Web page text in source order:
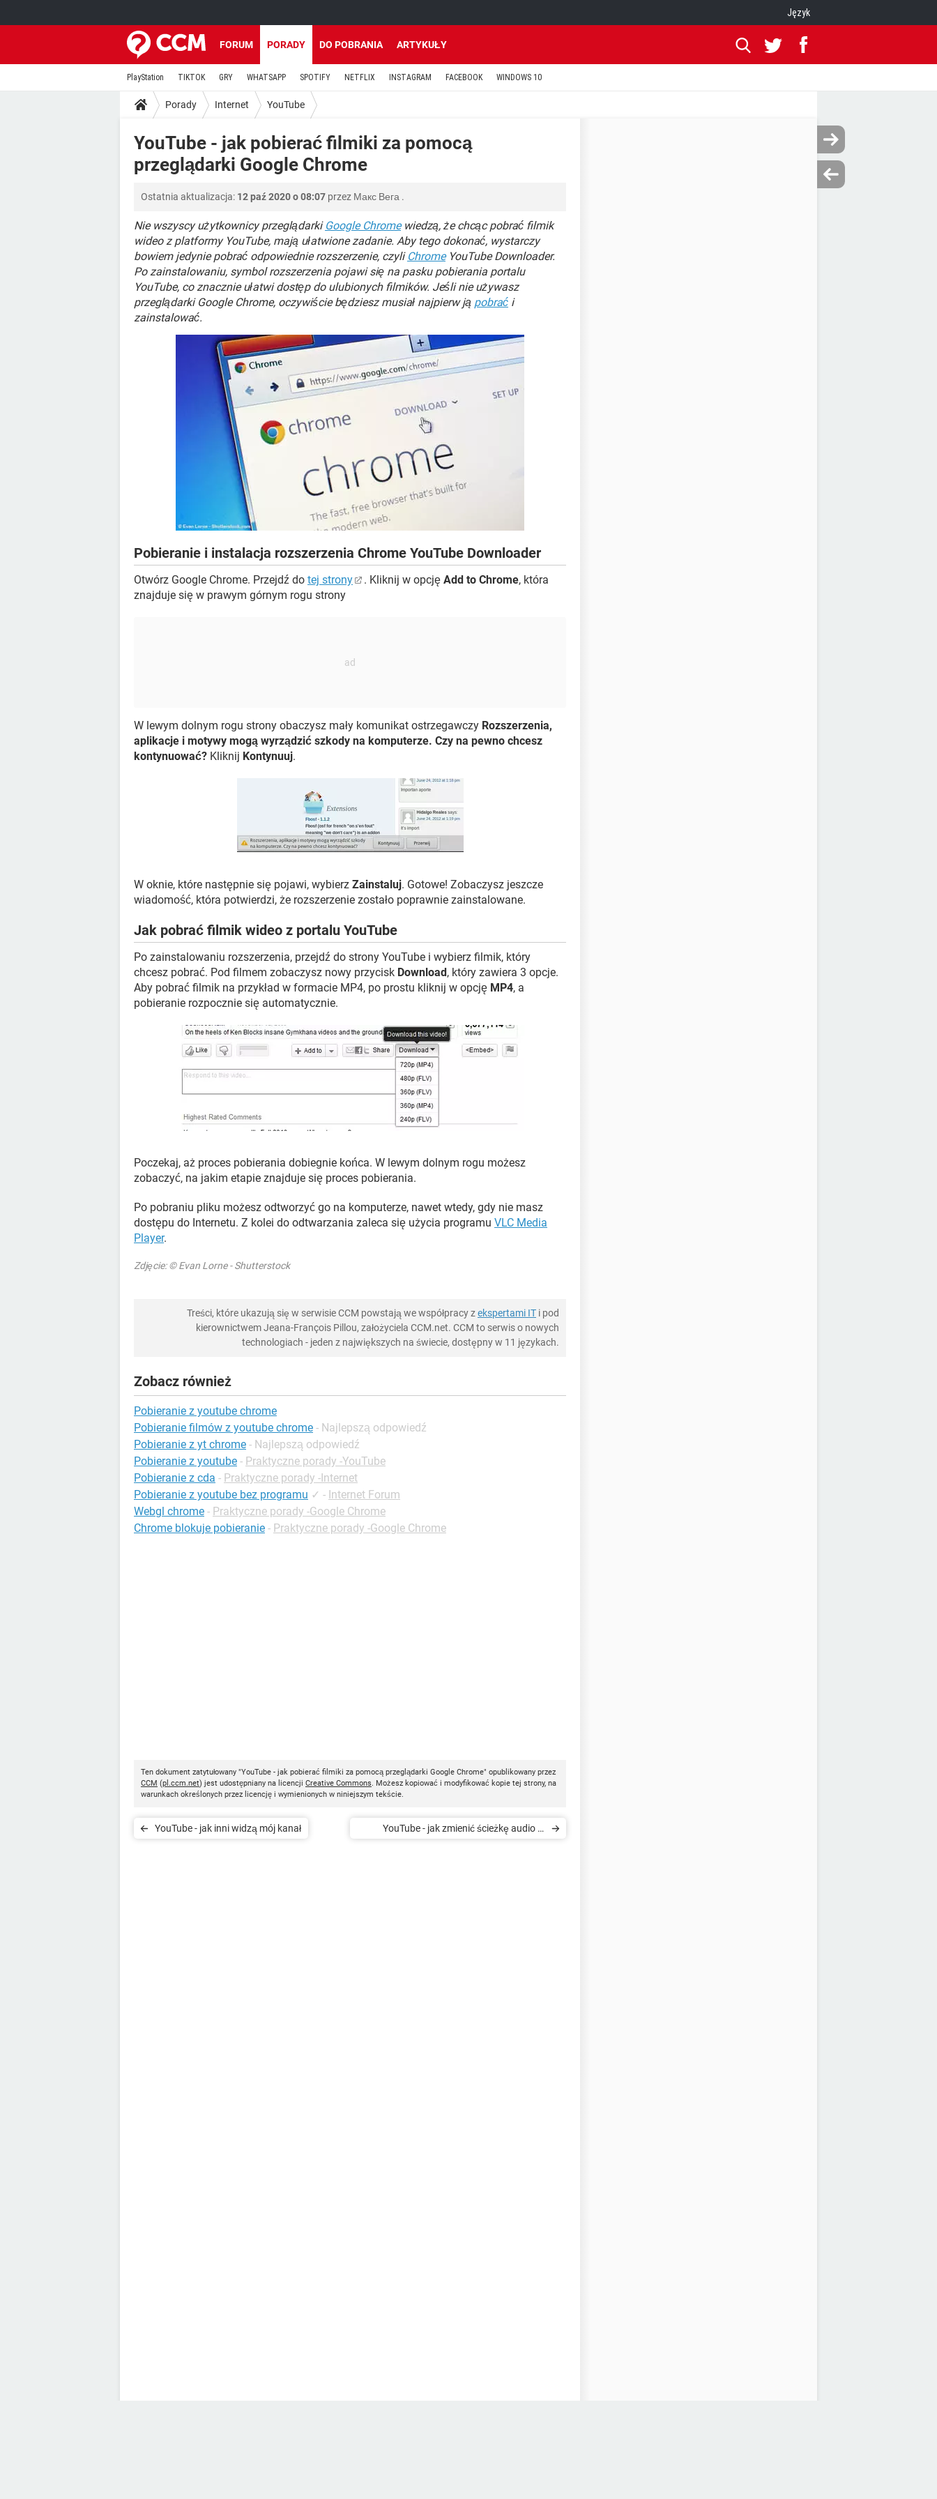
Język
FORUM PORADY DO POBRANIA ARTYKUŁY
PlayStation TIKTOK GRY WHATSAPP SPOTIFY NETFLIX INSTAGRAM FACEBOOK WINDOWS 10
Porady Internet YouTube
YouTube - jak pobierać filmiki za pomocą
przeglądarki Google Chrome
Ostatnia aktualizacja: 12 paź 2020 o 08:07 przez Макс Вега .
Nie wszyscy użytkownicy przeglądarki Google Chromewiedzą, że chcąc pobrać filmik
wideo z platformy YouTube, mają ułatwione zadanie. Aby tego dokonać, wystarczy
bowiem jedynie pobrać odpowiednie rozszerzenie, czyli ChromeYouTube Downloader.
Po zainstalowaniu, symbol rozszerzenia pojawi się na pasku pobierania portalu
YouTube, co znacznie ułatwi dostęp do ulubionych filmików. Jeśli nie używasz
przeglądarki Google Chrome, oczywiście będziesz musiał najpierw ją pobrać i
zainstalować.
Pobieranie i instalacja rozszerzenia Chrome YouTube Downloader
Otwórz Google Chrome. Przejdź do tej strony . Kliknij w opcję Add to Chrome, która
znajduje się w prawym górnym rogu strony
W lewym dolnym rogu strony obaczysz mały komunikat ostrzegawczy Rozszerzenia,
aplikacje i motywy mogą wyrządzić szkody na komputerze. Czy na pewno chcesz
kontynuować? Kliknij Kontynuuj.
W oknie, które następnie się pojawi, wybierz Zainstaluj. Gotowe! Zobaczysz jeszcze
wiadomość, która potwierdzi, że rozszerzenie zostało poprawnie zainstalowane.
Jak pobrać filmik wideo z portalu YouTube
Po zainstalowaniu rozszerzenia, przejdź do strony YouTube i wybierz filmik, który
chcesz pobrać. Pod filmem zobaczysz nowy przycisk Download, który zawiera 3 opcje.
Aby pobrać filmik na przykład w formacie MP4, po prostu kliknij w opcję MP4, a
pobieranie rozpocznie się automatycznie.
Poczekaj, aż proces pobierania dobiegnie końca. W lewym dolnym rogu możesz
zobaczyć, na jakim etapie znajduje się proces pobierania.
Po pobraniu pliku możesz odtworzyć go na komputerze, nawet wtedy, gdy nie masz
dostępu do Internetu. Z kolei do odtwarzania zaleca się użycia programu VLC Media
Player.
Zdjęcie: © Evan Lorne - Shutterstock
Treści, które ukazują się w serwisie CCM powstają we współpracy zekspertami IT i pod
kierownictwem Jeana-François Pillou, założyciela CCM.net. CCM to serwis o nowych
technologiach - jeden z największych na świecie, dostępny w 11 językach.
Zobacz również
Pobieranie z youtube chrome
Pobieranie filmów z youtube chrome - Najlepszą odpowiedź
Pobieranie z yt chrome - Najlepszą odpowiedź
Pobieranie z youtube - Praktyczne porady -YouTube
Pobieranie z cda - Praktyczne porady -Internet
Pobieranie z youtube bez programu ✓ - Internet Forum
Webgl chrome - Praktyczne porady -Google Chrome
Chrome blokuje pobieranie - Praktyczne porady -Google Chrome
Ten dokument zatytułowany "YouTube - jak pobierać filmiki za pomocą przeglądarki Google Chrome" opublikowany przez
CCM (pl.ccm.net) jest udostępniany na licencji Creative Commons. Możesz kopiować i modyfikować kopie tej strony, na
warunkach określonych przez licencję i wymienionych w niniejszym tekście.
YouTube - jak inni widzą mój kanał
YouTube - jak zmienić ścieżkę audio w